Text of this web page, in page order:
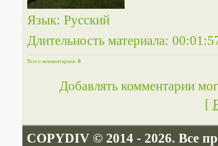
Язык: Русский
Длительность материала:
Всего комментариев: 0
Добавлять комментарии
[
COPYDIV © 2014 - 2026. Все